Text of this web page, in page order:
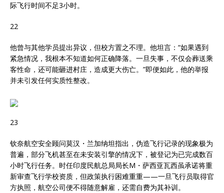
际飞行时间不足3小时。
22
他曾与其他学员提出异议，但校方置之不理。他坦言：“如果遇到
紧急情况，我根本不知道如何正确降落。一旦失事，不仅会葬送乘
客性命，还可能砸进村庄，造成更大伤亡。”即便如此，他的举报
并未引发任何实质性整改。
23
钦奈航空安全顾问莫汉・兰加纳坦指出，伪造飞行记录的现象极为
普遍，部分飞机甚至在未安装引擎的情况下，被登记为已完成数百
小时飞行任务。时任印度民航总局局长M・萨西亚瓦西虽承诺将重
新审查飞行学校资质，但政策执行困难重重——一旦飞行员取得官
方执照，航空公司便不得随意解雇，还需自费为其补训。